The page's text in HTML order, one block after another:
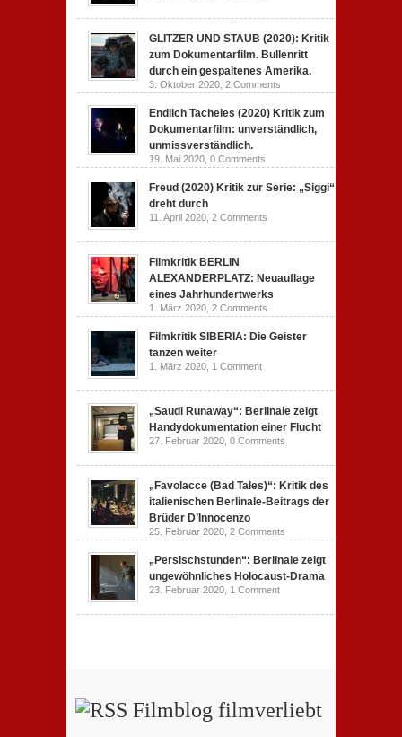
GLITZER UND STAUB (2020): Kritik
zum Dokumentarfilm. Bullenritt
durch ein gespaltenes Amerika.
3. Oktober 2020, 2 Comments
Endlich Tacheles (2020) Kritik zum
Dokumentarfilm: unverständlich,
unmissverständlich.
19. Mai 2020, 0 Comments
Freud (2020) Kritik zur Serie: „Siggi“
dreht durch
11. April 2020, 2 Comments
Filmkritik BERLIN
ALEXANDERPLATZ: Neuauflage
eines Jahrhundertwerks
1. März 2020, 2 Comments
Filmkritik SIBERIA: Die Geister
tanzen weiter
1. März 2020, 1 Comment
„Saudi Runaway“: Berlinale zeigt
Handydokumentation einer Flucht
27. Februar 2020, 0 Comments
„Favolacce (Bad Tales)“: Kritik des
italienischen Berlinale-Beitrags der
Brüder D’Innocenzo
25. Februar 2020, 2 Comments
„Persischstunden“: Berlinale zeigt
ungewöhnliches Holocaust-Drama
23. Februar 2020, 1 Comment
Filmblog filmverliebt